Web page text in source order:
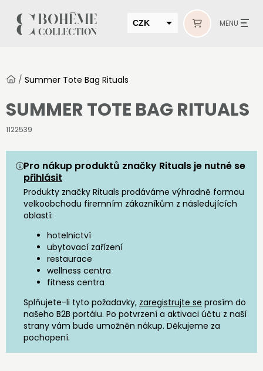
CZK MENU
/ Summer Tote Bag Rituals
SUMMER TOTE BAG RITUALS
1122539
Pro nákup produktů značky Rituals je nutné se
přihlásit
Produkty značky Rituals prodáváme výhradně formou
velkoobchodu firemním zákazníkům z následujících
oblastí:
hotelnictví
ubytovací zařízení
restaurace
wellness centra
fitness centra
Splňujete-li tyto požadavky, zaregistrujte se prosím do
našeho B2B portálu. Po potvrzení a aktivaci účtu z naší
strany vám bude umožněn nákup. Děkujeme za
pochopení.